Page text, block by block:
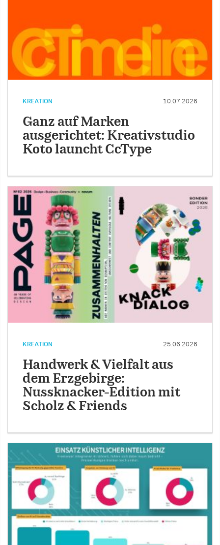
KREATION 10.07.2026
Ganz auf Marken
ausgerichtet: Kreativstudio
Koto launcht CcType
KREATION 25.06.2026
Handwerk & Vielfalt aus
dem Erzgebirge:
Nussknacker-Edition mit
Scholz & Friends